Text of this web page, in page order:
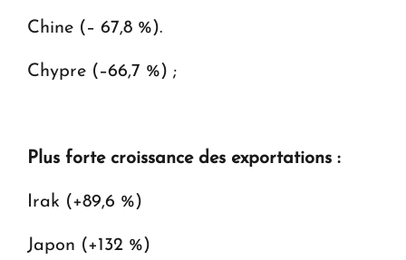
Chine (– 67,8 %).
Chypre (–66,7 %) ;
Plus forte croissance des exportations :
Irak (+89,6 %)
Japon (+132 %)